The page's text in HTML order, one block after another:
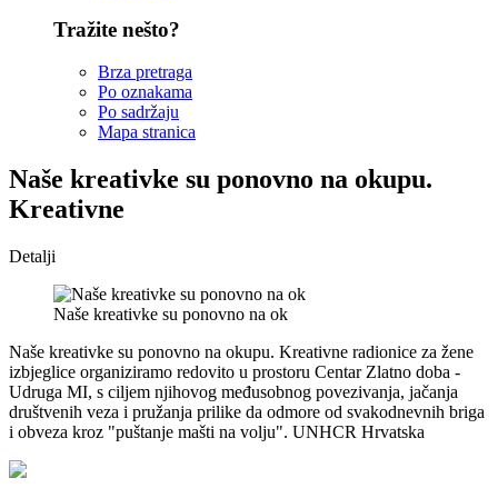
Tražite nešto?
Brza pretraga
Po oznakama
Po sadržaju
Mapa stranica
Naše kreativke su ponovno na okupu.
Kreativne
Detalji
Naše kreativke su ponovno na ok
Naše kreativke su ponovno na okupu. Kreativne radionice za žene
izbjeglice organiziramo redovito u prostoru Centar Zlatno doba -
Udruga MI, s ciljem njihovog međusobnog povezivanja, jačanja
društvenih veza i pružanja prilike da odmore od svakodnevnih briga
i obveza kroz "puštanje mašti na volju". UNHCR Hrvatska